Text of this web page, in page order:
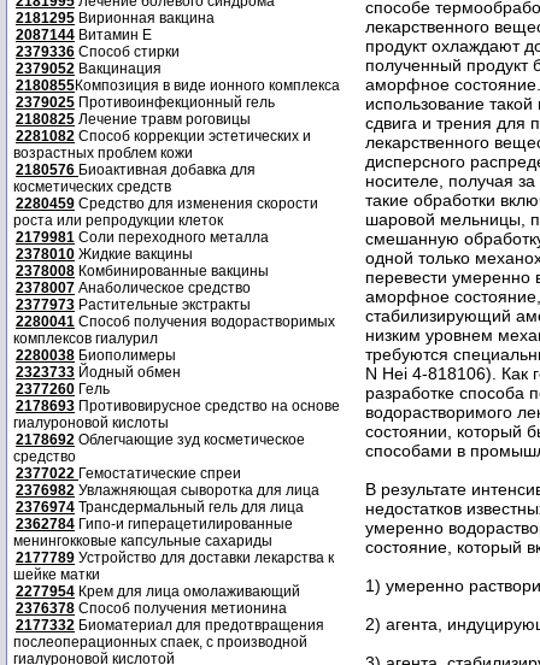
2181295 Вирионная вакцина
2087144 Витамин Е
2379336 Способ стирки
2379052 Вакцинация
2180855Композиция в виде ионного комплекса
2379025 Противоинфекционный гель
2180825 Лечение травм роговицы
2281082 Способ коррекции эстетических и
возрастных проблем кожи
2180576 Биоактивная добавка для
косметических средств
2280459 Средство для изменения скорости
роста или репродукции клеток
2179981 Соли переходного металла
2378010 Жидкие вакцины
2378008 Комбинированные вакцины
2378007 Анаболическое средство
2377973 Растительные экстракты
2280041 Способ получения водорастворимых
комплексов гиалурил
2280038 Биополимеры
2323733 Йодный обмен
2377260 Гель
2178693 Противовирусное средство на основе
гиалуроновой кислоты
2178692 Облегчающие зуд косметическое
средство
2377022 Гемостатические спреи
2376982 Увлажняющая сыворотка для лица
2376974 Трансдермальный гель для лица
2362784 Гипо-и гиперацетилированные
менингокковые капсульные сахариды
2177789 Устройство для доставки лекарства к
шейке матки
2277954 Крем для лица омолаживающий
2376378 Способ получения метионина
2177332 Биоматериал для предотвращения
послеоперационных спаек, с производной
гиалуроновой кислотой
способе
лекарственного
продукт охлаждают
полученный продукт
аморфное
использование
сдвига и трения для
лекарственного
дисперсного
носителе, получая
такие обработки
шаровой мельницы,
смешанную
одной только
перевести умеренно
аморфное
стабилизирующий
низким уровнем
требуются
N Hei 4-818106). Как
разработке способа
водорастворимого
состоянии, который
способами в
В результате
недостатков
умеренно
состояние, который
1) умеренно
2) агента,